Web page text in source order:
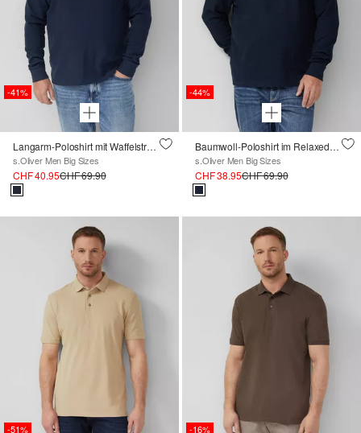
-41%
Langarm-Poloshirt mit Waffelstruktur und Logo-Patch
s.Oliver Men Big Sizes
CHF 40.95CHF 69.90
-44%
Baumwoll-Poloshirt im Relaxed Fit
s.Oliver Men Big Sizes
CHF 38.95CHF 69.90
-51% -16%